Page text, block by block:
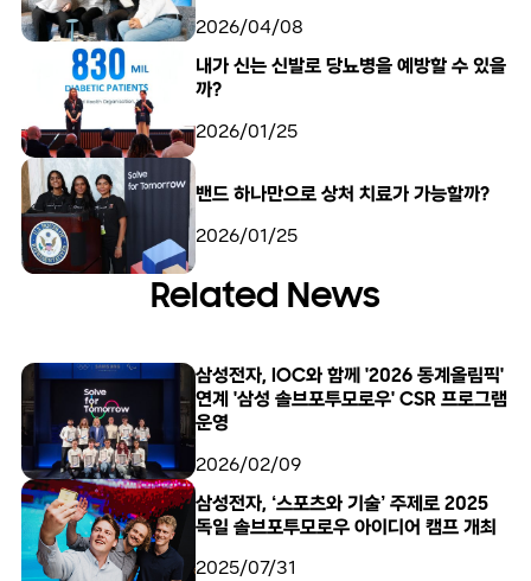
2026/04/08
내가 신는 신발로 당뇨병을 예방할 수 있을
까?
2026/01/25
밴드 하나만으로 상처 치료가 가능할까?
2026/01/25
Related News
삼성전자, IOC와 함께 '2026 동계올림픽'
연계 '삼성 솔브포투모로우' CSR 프로그램
운영
2026/02/09
삼성전자, ‘스포츠와 기술’ 주제로 2025
독일 솔브포투모로우 아이디어 캠프 개최
2025/07/31